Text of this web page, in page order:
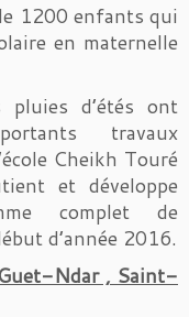
1200 enfants qui
en maternelle
pluies d’étés ont
travaux
Cheikh Touré
et développe
complet de
d’année 2016.
Ndar , Saint-